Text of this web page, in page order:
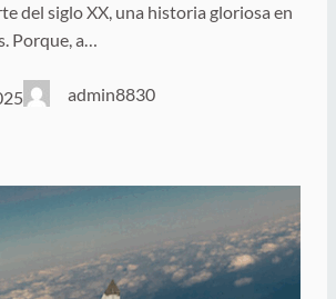
del siglo XX, una historia gloriosa en
Porque, a…
admin8830